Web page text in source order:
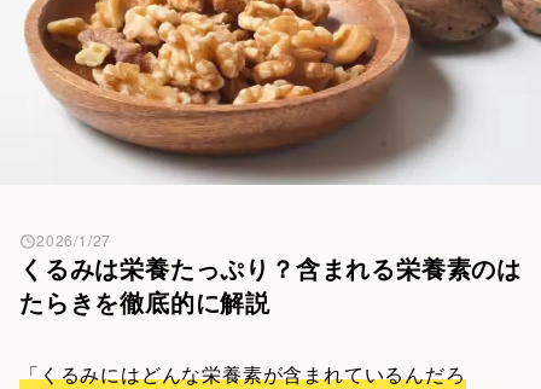
くるみは栄養たっぷり？含まれる栄養素のは
たらきを徹底的に解説
2026/1/27
「くるみにはどんな栄養素が含まれているんだろ